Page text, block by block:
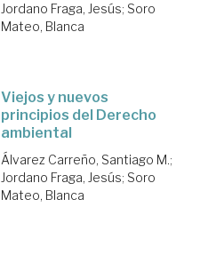
Jordano Fraga, Jesús; Soro
Mateo, Blanca
Viejos y nuevos
principios del Derecho
ambiental
Álvarez Carreño, Santiago M.;
Jordano Fraga, Jesús; Soro
Mateo, Blanca